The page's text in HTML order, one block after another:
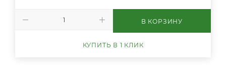
В КОРЗИНУ
КУПИТЬ В 1 КЛИК